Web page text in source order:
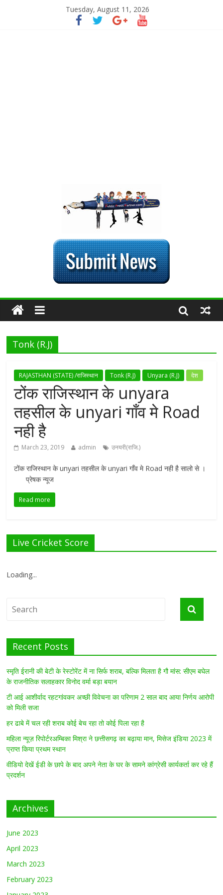
Tuesday, August 11, 2026
Tonk (R.J)
RAJASTHAN (STATE) /राजिस्थान Tonk (R.J) Unyara (R.J) देश
टोंक राजिस्थान के unyara
तहसील के unyari गाँव मे Road
नही है
March 23, 2019 admin उनयरी(राजि.)
टोंक राजिस्थान के unyari तहसील के unyari गाँव मे Road नही है सालो से ।
प्रेषक न्यूज
Read more
Live Cricket Score
Loading...
Recent Posts
स्मृति ईरानी की बेटी के रेस्टोरेंट में ना सिर्फ शराब, बल्कि मिलता है गौ मांस: सीएम बघेल
के राजनीतिक सलाहकार विनोद वर्मा बड़ा बयान
टी आई आशीर्वाद रहटगांवकर अच्छी विवेचना का परिणाम 2 साल बाद आया निर्णय आरोपी
को मिली सजा
हर ढाबे में चल रही शराब कोई बेच रहा तो कोई पिला रहा है
महिला न्यूज़ रिपोर्टरअम्बिका मिश्रा ने छत्तीसगढ़ का बढ़ाया मान, मिसेज इंडिया 2023 में
प्राप्त किया प्रथम स्थान
वीडियो देखें ईडी के छापे के बाद अपने नेता के घर के सामने कांग्रेसी कार्यकर्ता कर रहे हैं
प्रदर्शन
Archives
June 2023
April 2023
March 2023
February 2023